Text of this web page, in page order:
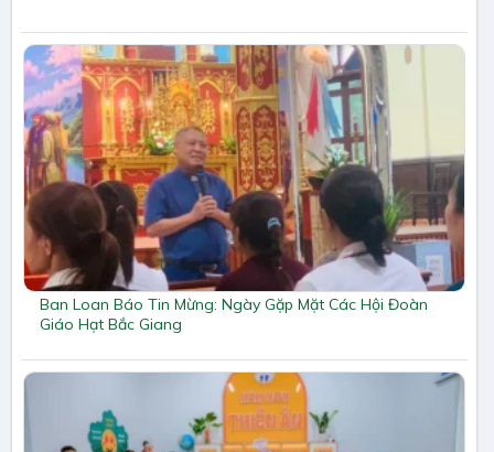
Ban Loan Báo Tin Mừng: Ngày Gặp Mặt Các Hội Đoàn
Giáo Hạt Bắc Giang